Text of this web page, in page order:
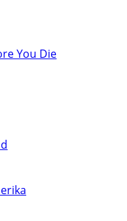
You Die